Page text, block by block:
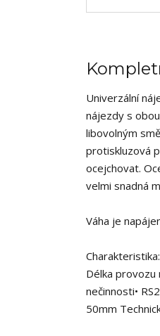
Univerzální
nájezdy s
libovolným
protiskluzová
ocejchovat.
velmi snadná
Váha je
Délka provozu
nečinnosti•
50mm